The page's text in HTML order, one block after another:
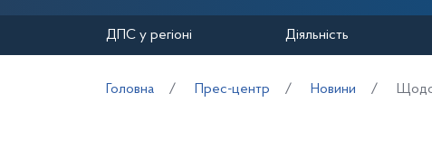
ДПС у регіоні Діяльність
Головна Прес-центр Новини Щодо